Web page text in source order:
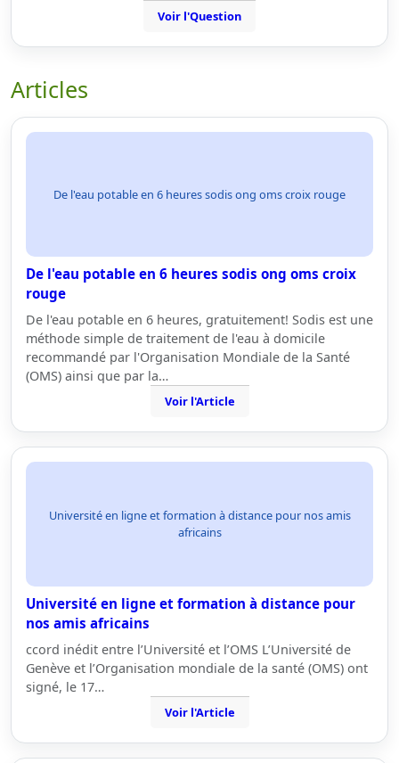
Voir l'Question
Articles
De l'eau potable en 6 heures sodis ong oms croix rouge
De l'eau potable en 6 heures sodis ong oms croix
rouge
De l'eau potable en 6 heures, gratuitement! Sodis est une
méthode simple de traitement de l'eau à domicile
recommandé par l'Organisation Mondiale de la Santé
(OMS) ainsi que par la…
Voir l'Article
Université en ligne et formation à distance pour nos amis
africains
Université en ligne et formation à distance pour
nos amis africains
ccord inédit entre l’Université et l’OMS L’Université de
Genève et l’Organisation mondiale de la santé (OMS) ont
signé, le 17…
Voir l'Article